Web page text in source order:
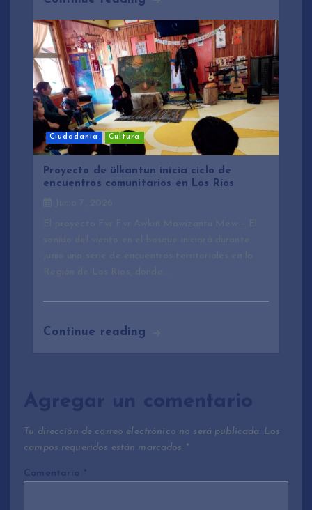
Ciudadanía Cultura
Proyecto de ülkantun inicia ciclo de
encuentros comunitarios en Los Ríos
Continue reading
Agregar un comentario
Tu dirección de correo electrónico no será publicada. Los
campos requeridos están marcados *
Comentario *